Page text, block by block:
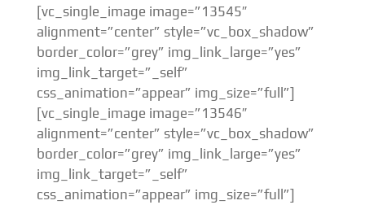
[vc_single_image image=”13545″
alignment=”center” style=”vc_box_shadow”
border_color=”grey” img_link_large=”yes”
img_link_target=”_self”
css_animation=”appear” img_size=”full”]
[vc_single_image image=”13546″
alignment=”center” style=”vc_box_shadow”
border_color=”grey” img_link_large=”yes”
img_link_target=”_self”
css_animation=”appear” img_size=”full”]